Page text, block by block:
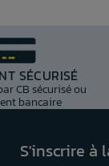
le chargement
adaptée :
SÉCURISÉ
CB sécurisé ou
bancaire
S'inscrire à